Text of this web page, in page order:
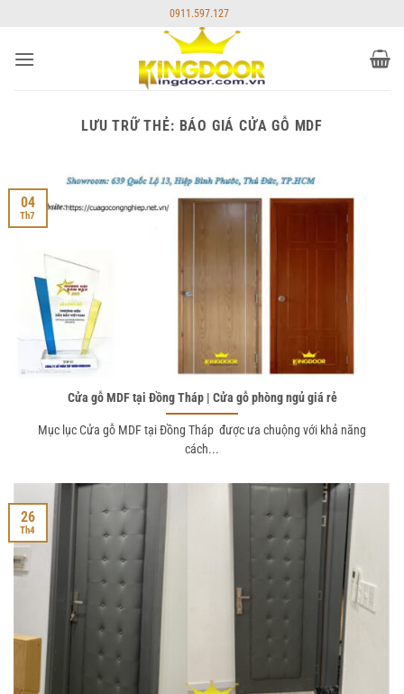
nội
0911.597.127
LƯU TRỮ THẺ: BÁO GIÁ CỬA GỖ MDF
Cửa gỗ MDF tại Đồng Tháp | Cửa gỗ phòng ngủ giá rẻ
Mục lục Cửa gỗ MDF tại Đồng Tháp được ưa chuộng với khả năng
cách...
04
Th7
26
Th4